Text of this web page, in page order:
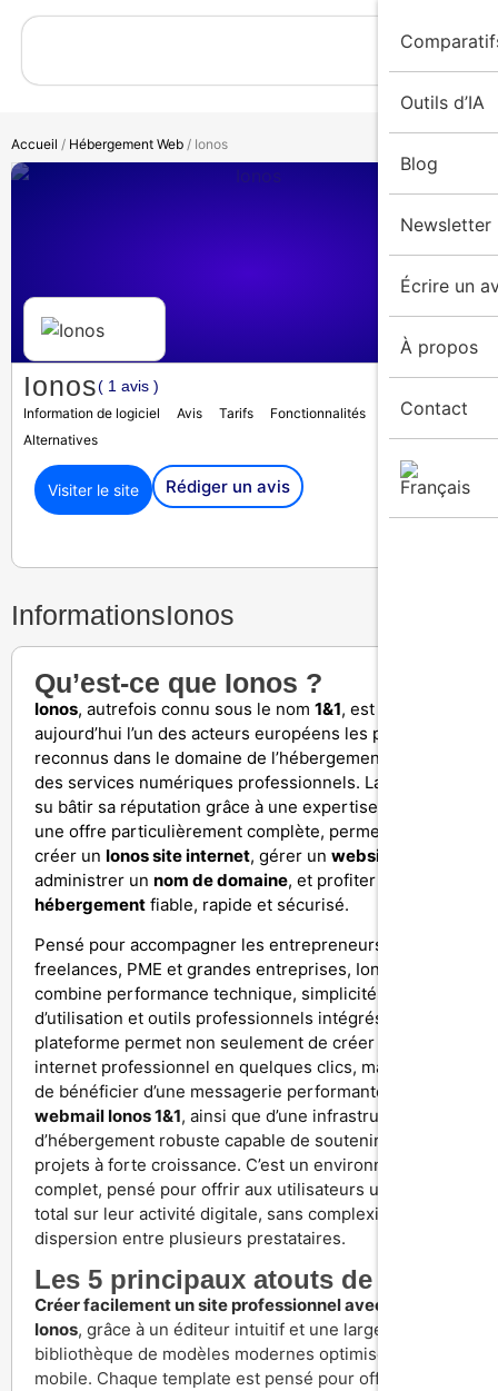
Outils d’IA
Blog
Newsletter
Écrire un
À propos
Contact
Accueil / Hébergement Web / Ionos
Ionos( 1 avis )
Information de logiciel Avis Tarifs Fonctionnalités
Médias
Alternatives
Visiter le site Rédiger un avis
InformationsIonos
Qu’est-ce que Ionos ?
Ionos, autrefois connu sous le nom 1&1, est
aujourd’hui l’un des acteurs européens les plus
reconnus dans le domaine de l’hébergement web et
des services numériques professionnels. La marque a
su bâtir sa réputation grâce à une expertise solide et à
une offre particulièrement complète, permettant de
créer un Ionos site internet, gérer un website Ionos
administrer un nom de domaine, et profiter d’un
hébergement fiable, rapide et sécurisé.
Pensé pour accompagner les entrepreneurs,
freelances, PME et grandes entreprises, Ionos
combine performance technique, simplicité
d’utilisation et outils professionnels intégrés. La
plateforme permet non seulement de créer un site
internet professionnel en quelques clics, mais aussi
de bénéficier d’une messagerie performante via le
webmail Ionos 1&1, ainsi que d’une infrastructure
d’hébergement robuste capable de soutenir des
projets à forte croissance. C’est un environnement
complet, pensé pour offrir aux utilisateurs un contrôle
total sur leur activité digitale, sans complexité ni
dispersion entre plusieurs prestataires.
Les 5 principaux atouts de Ionos
Créer facilement un site professionnel avec website
Ionos, grâce à un éditeur intuitif et une large
bibliothèque de modèles modernes optimisés pour le
mobile. Chaque template est pensé pour offrir un